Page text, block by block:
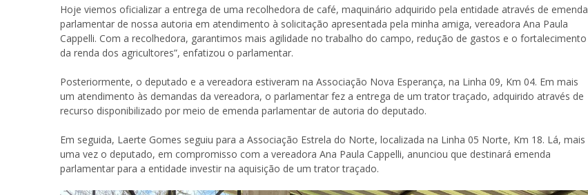
Hoje viemos oficializar a entrega de uma recolhedora de café, maquinário adquirido pela entidade através de emenda
parlamentar de nossa autoria em atendimento à solicitação apresentada pela minha amiga, vereadora Ana Paula
Cappelli. Com a recolhedora, garantimos mais agilidade no trabalho do campo, redução de gastos e o fortalecimento
da renda dos agricultores”, enfatizou o parlamentar.
Posteriormente, o deputado e a vereadora estiveram na Associação Nova Esperança, na Linha 09, Km 04. Em mais
um atendimento às demandas da vereadora, o parlamentar fez a entrega de um trator traçado, adquirido através de
recurso disponibilizado por meio de emenda parlamentar de autoria do deputado.
Em seguida, Laerte Gomes seguiu para a Associação Estrela do Norte, localizada na Linha 05 Norte, Km 18. Lá, mais
uma vez o deputado, em compromisso com a vereadora Ana Paula Cappelli, anunciou que destinará emenda
parlamentar para a entidade investir na aquisição de um trator traçado.